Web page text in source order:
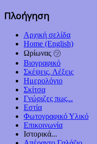
Πλοήγηση
Αρχική σελίδα
Home (English)
Ωρίωνας ㋡
Βιογραφικό
Σκέψεις, Λέξεις
Ημερολόγιο
Σκίτσα
Γνώριζες πως...
Εστία
Φωτογραφικό Υλικό
Επικοινωνία
Ιστορικά...